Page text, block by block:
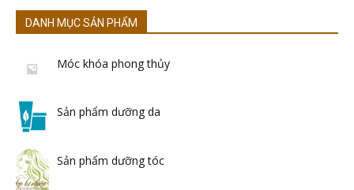
DANH MỤC SẢN PHẨM
Móc khóa phong thủy
Sản phẩm dưỡng da
Sản phẩm dưỡng tóc